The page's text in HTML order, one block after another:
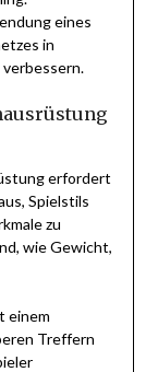
eines
in
erfordert
Spielstils
zu
wie Gewicht,
einem
Treffern